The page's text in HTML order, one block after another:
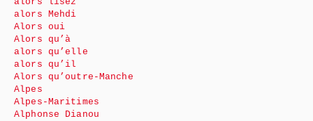
alors Mehdi
Alors oui
Alors qu’à
alors qu’elle
alors qu’il
Alors qu’outre-Manche
Alpes
Alpes-Maritimes
Alphonse Dianou